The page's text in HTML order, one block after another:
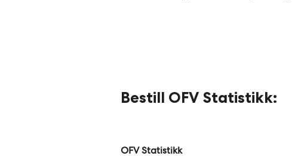
Bestill OFV Statistikk:
Leave
OFV Statistikk